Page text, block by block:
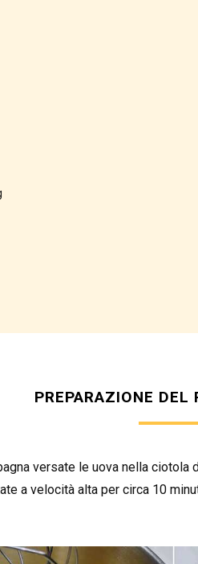
PREPARAZIONE DEL
versate le uova nella
a velocità alta per circa 10